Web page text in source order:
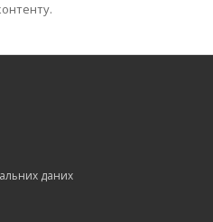
даних